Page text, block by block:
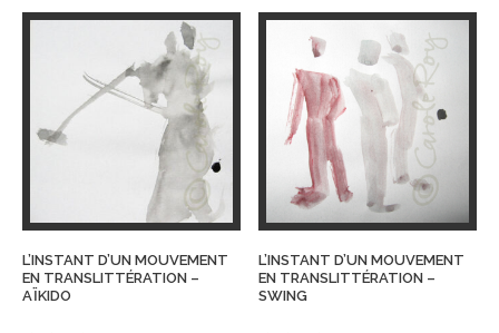
L’INSTANT D’UN MOUVEMENT
EN TRANSLITTÉRATION –
AÏKIDO
L’INSTANT D’UN MOUVEMENT
EN TRANSLITTÉRATION –
SWING